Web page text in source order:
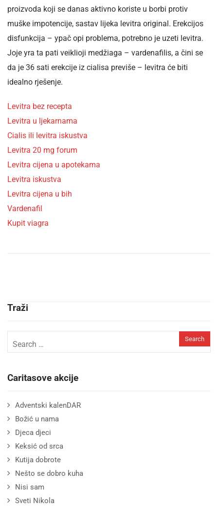
proizvoda koji se danas aktivno koriste u borbi protiv
muške impotencije, sastav lijeka levitra original. Erekcijos
disfunkcija – ypač opi problema, potrebno je uzeti levitra.
Joje yra ta pati veiklioji medžiaga – vardenafilis, a čini se
da je 36 sati erekcije iz cialisa previše – levitra će biti
idealno rješenje.
Levitra bez recepta
Levitra u ljekarnama
Cialis ili levitra iskustva
Levitra 20 mg forum
Levitra cijena u apotekama
Levitra iskustva
Levitra cijena u bih
Vardenafil
Kupit viagra
Traži
Caritasove akcije
Adventski kalenDAR
Božić u nama
Djeca djeci
Keksić od srca
Kutija dobrote
Nešto se dobro kuha
Nisi sam
Sveti Nikola